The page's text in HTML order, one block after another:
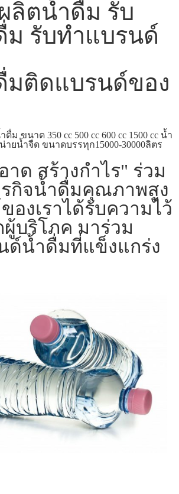
ลิตน้ำดื่ม รับ
ม รับทำแบรนด์
มติดแบรนด์ของ
ม ขนาด 350 cc 500 cc 600 cc 1500 cc น้ำ
ายน้ำจืด ขนาดบรรทุก15000-30000ลิตร
ด สร้างกำไร" ร่วม
กิจน้ำดื่มคุณภาพสูง
งเราได้รับความไว้
ผู้บริโภค มาร่วม
ด์น้ำดื่มที่แข็งแกร่ง